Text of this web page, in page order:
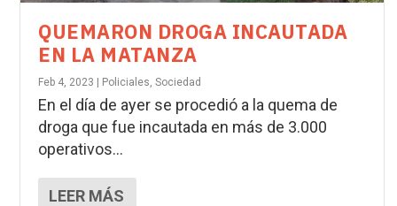
QUEMARON DROGA INCAUTADA
EN LA MATANZA
Feb 4, 2023 Policiales,Sociedad
En el día de ayer se procedió a la quema de
droga que fue incautada en más de 3.000
operativos...
LEER MÁS